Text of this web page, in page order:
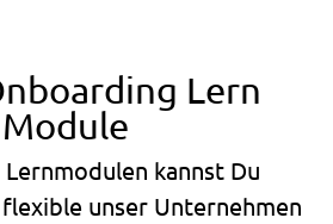
Lern
Module
kannst Du
unser Unternehmen